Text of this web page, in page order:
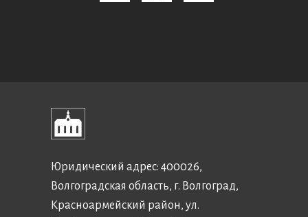
Юридический адрес: 400026,
Волгоградская область, г. Волгоград,
Красноармейский район, ул.